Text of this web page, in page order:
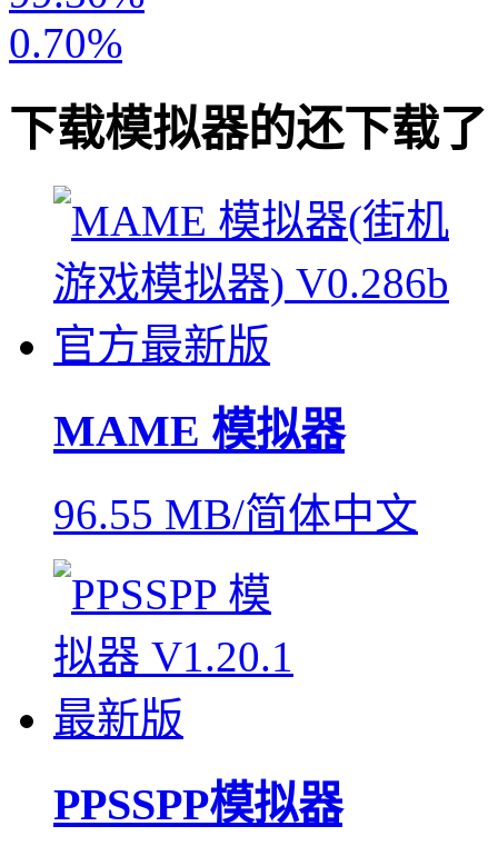
0.70%
下载模拟器的还下载了
MAME 模拟器
96.55 MB/简体中文
PPSSPP模拟器